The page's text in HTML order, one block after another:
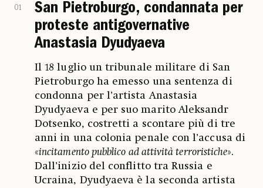
01
San Pietroburgo, condannata per
proteste antigovernative
Anastasia Dyudyaeva
Il 18 luglio un tribunale militare di San
Pietroburgo ha emesso una sentenza di
condonna per l’artista Anastasia
Dyudyaeva e per suo marito Aleksandr
Dotsenko, costretti a scontare più di tre
anni in una colonia penale con l’accusa di
«incitamento pubblico ad attività terroristiche».
Dall’inizio del conflitto tra Russia e
Ucraina, Dyudyaeva è la seconda artista